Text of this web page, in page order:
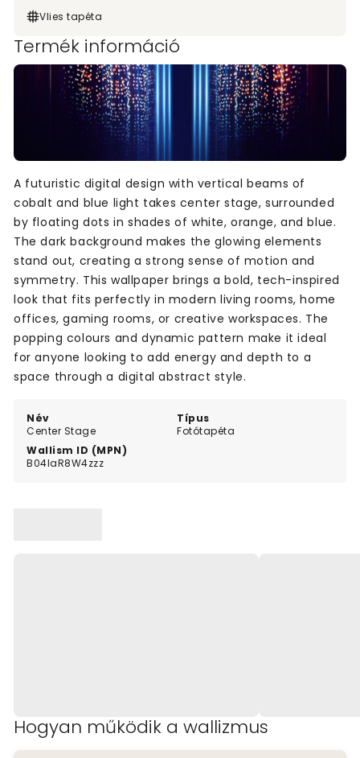
Vlies tapéta
Termék információ
Név
Center Stage
Típus
Fotótapéta
Wallism ID (MPN)
B04laR8W4zzz
A futuristic digital design with vertical beams of
cobalt and blue light takes center stage, surrounded
by floating dots in shades of white, orange, and blue.
The dark background makes the glowing elements
stand out, creating a strong sense of motion and
symmetry. This wallpaper brings a bold, tech-inspired
look that fits perfectly in modern living rooms, home
offices, gaming rooms, or creative workspaces. The
popping colours and dynamic pattern make it ideal
for anyone looking to add energy and depth to a
space through a digital abstract style.
Hogyan működik a wallizmus